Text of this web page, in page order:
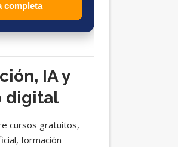
completa
IA y
digital
cursos gratuitos,
formación